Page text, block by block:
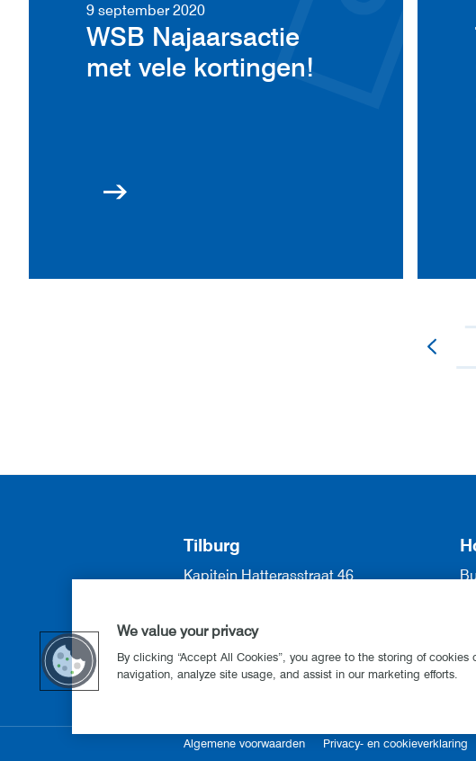
9 september 2020
WSB Najaarsactie
met vele kortingen!
Tilburg
Kapitein Hatterasstraat 46
013 571 57 70
info@lkqvanesch.nl
Algemene voorwaarden Privacy- en cookieverklaring
We value your privacy
By clicking “Accept All Cookies”, you agree to the storing of cookies
navigation, analyze site usage, and assist in our marketing efforts.